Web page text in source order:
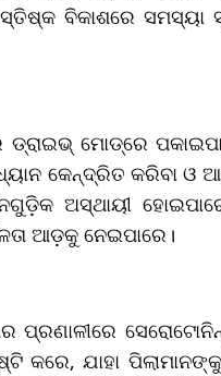
ବିକାଶରେ ସମସ୍ୟା
ମୋଡ୍ରେ
ଧ୍ୟାନ କେନ୍ଦ୍ରିତ କରିବା
ଅସ୍ଥାୟୀ ହୋଇପାରେ
ଆଡ଼କୁ ନେଇପାରେ।
କରେ, ଯାହା